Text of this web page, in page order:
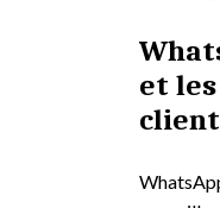
et
client